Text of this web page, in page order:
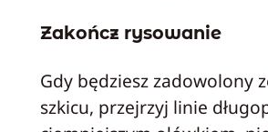
Zakończ rysowanie
Gdy będziesz zadowolony
szkicu, przejrzyj linie